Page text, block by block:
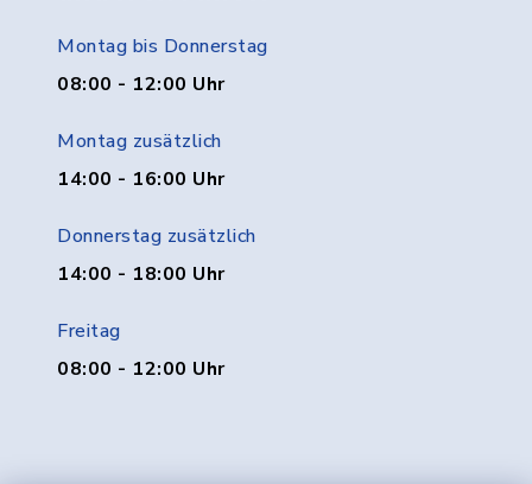
Montag bis Donnerstag
08:00 - 12:00 Uhr
Montag zusätzlich
14:00 - 16:00 Uhr
Donnerstag zusätzlich
14:00 - 18:00 Uhr
Freitag
08:00 - 12:00 Uhr